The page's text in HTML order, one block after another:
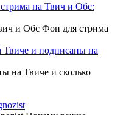
на Твич и Обс:
и Обс Фон для стрима
Твиче и подписаны на
на Твиче и сколько